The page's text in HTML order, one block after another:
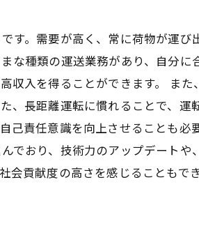
す。需要が高く、常に荷物が運
な種類の運送業務があり、自分
収入を得ることができます。 ま
、長距離運転に慣れることで、
己責任意識を向上させることも
でおり、技術力のアップデート
貢献度の高さを感じることもでき